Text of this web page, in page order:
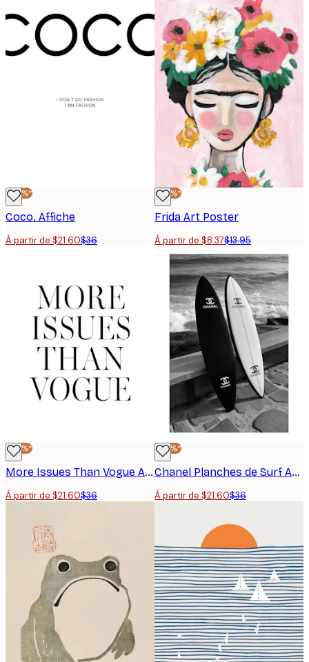
-40%*
Coco. Affiche
À partir de $21.60$36
-40%*
Frida Art Poster
À partir de $8.37$13.95
-40%*
More Issues Than Vogue Affiche
À partir de $21.60$36
-40%*
Chanel Planches de Surf Affiche
À partir de $21.60$36